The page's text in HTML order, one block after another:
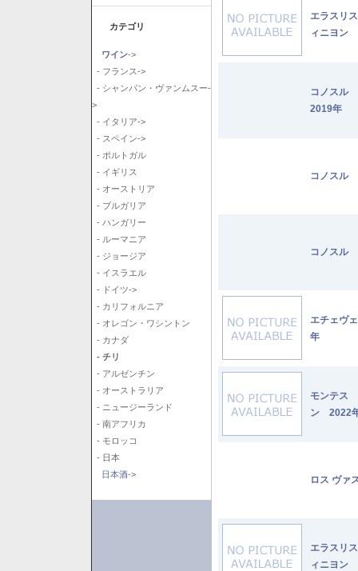
カテゴリ
ワイン->
- フランス->
- シャンパン・ヴァンムスー-
>
- イタリア->
- スペイン->
- ポルトガル
- イギリス
- オーストリア
- ブルガリア
- ハンガリー
- ルーマニア
- ジョージア
- イスラエル
- ドイツ->
- カリフォルニア
- オレゴン・ワシントン
- カナダ
- チリ
- アルゼンチン
- オーストラリア
- ニュージーランド
- 南アフリカ
- モロッコ
- 日本
日本酒->
エラスリ
ィニヨン
コノスル
2019年
コノスル
コノスル
エチェヴ
年
モンテス
ン 2022
ロス ヴァ
エラスリ
ィニヨン